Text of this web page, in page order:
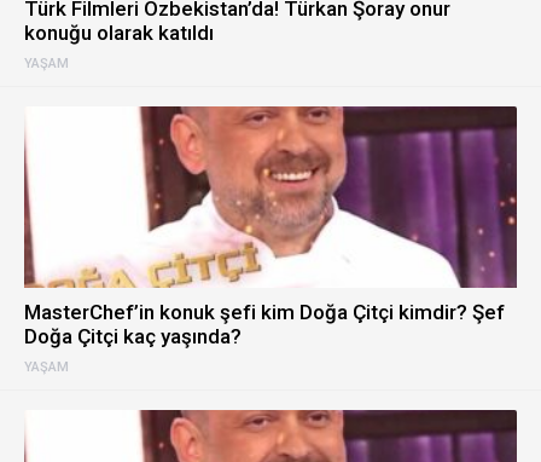
YAŞAM
Türk Filmleri Özbekistan’da! Türkan Şoray onur
konuğu olarak katıldı
YAŞAM
MasterChef’in konuk şefi kim Doğa Çitçi kimdir? Şef
Doğa Çitçi kaç yaşında?